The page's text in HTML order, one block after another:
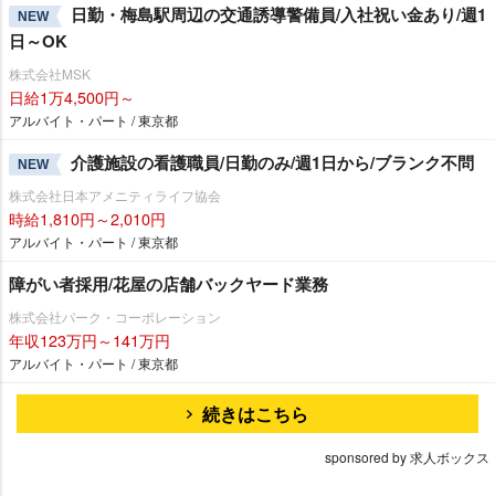
NEW
日勤・梅島駅周辺の交通誘導警備員/入社祝い金あり/週1
日～OK
株式会社MSK
日給1万4,500円～
アルバイト・パート / 東京都
NEW 介護施設の看護職員/日勤のみ/週1日から/ブランク不問
株式会社日本アメニティライフ協会
時給1,810円～2,010円
アルバイト・パート / 東京都
障がい者採用/花屋の店舗バックヤード業務
株式会社パーク・コーポレーション
年収123万円～141万円
アルバイト・パート / 東京都
続きはこちら
sponsored by 求人ボックス